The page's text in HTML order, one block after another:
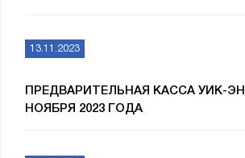
13.11.2023
ПРЕДВАРИТЕЛЬНАЯ КАССА УИК-
НОЯБРЯ 2023 ГОДА